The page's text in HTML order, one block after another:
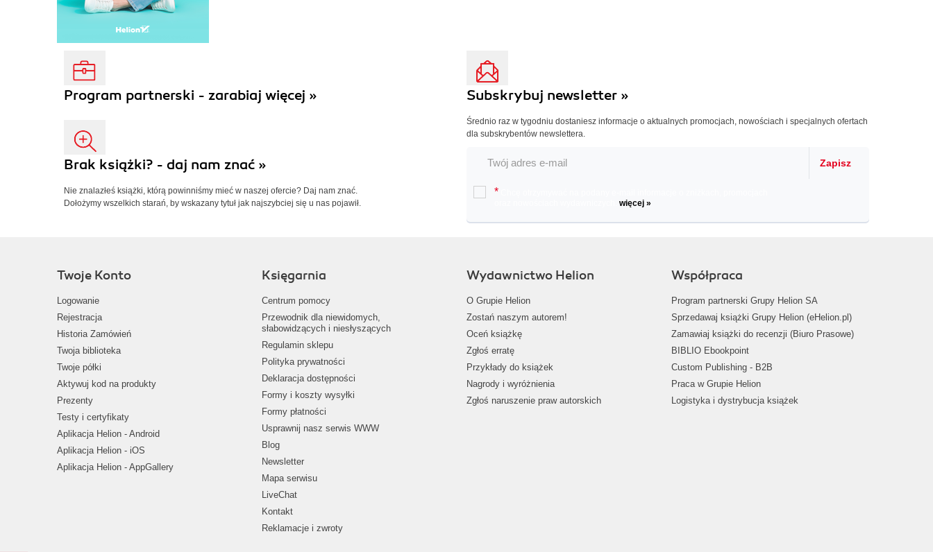
Program partnerski - zarabiaj więcej »
Brak książki? - daj nam znać »
Nie znalazłeś książki, którą powinniśmy mieć w naszej ofercie? Daj nam znać.
Dołożymy wszelkich starań, by wskazany tytuł jak najszybciej się u nas pojawił.
Subskrybuj newsletter »
Średnio raz w tygodniu dostaniesz informacje o aktualnych promocjach, nowościach i specjalnych ofertach
dla subskrybentów newslettera.
Zapisz
*
więcej »
Twoje Konto
Logowanie
Rejestracja
Historia Zamówień
Twoja biblioteka
Twoje półki
Aktywuj kod na produkty
Prezenty
Testy i certyfikaty
Aplikacja Helion - Android
Aplikacja Helion - iOS
Aplikacja Helion - AppGallery
Księgarnia
Centrum pomocy
Przewodnik dla niewidomych,
słabowidzących i niesłyszących
Regulamin sklepu
Polityka prywatności
Deklaracja dostępności
Formy i koszty wysyłki
Formy płatności
Usprawnij nasz serwis WWW
Blog
Newsletter
Mapa serwisu
LiveChat
Kontakt
Reklamacje i zwroty
Wydawnictwo Helion
O Grupie Helion
Zostań naszym autorem!
Oceń książkę
Zgłoś erratę
Przykłady do książek
Nagrody i wyróżnienia
Zgłoś naruszenie praw autorskich
Współpraca
Program partnerski Grupy Helion SA
Sprzedawaj książki Grupy Helion (eHelion.pl)
Zamawiaj książki do recenzji (Biuro Prasowe)
BIBLIO Ebookpoint
Custom Publishing - B2B
Praca w Grupie Helion
Logistyka i dystrybucja książek